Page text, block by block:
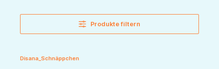
Produkte filtern
Disana_Schnäppchen